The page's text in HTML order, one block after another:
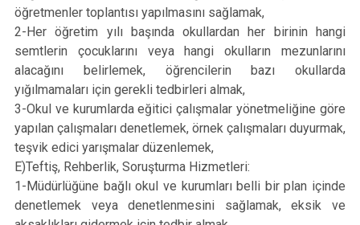
öğretmenler toplantısı yapılmasını sağlamak,
2-Her öğretim yılı başında okullardan her birinin hangi
semtlerin çocuklarını veya hangi okulların mezunlarını
alacağını belirlemek, öğrencilerin bazı okullarda
yığılmamaları için gerekli tedbirleri almak,
3-Okul ve kurumlarda eğitici çalışmalar yönetmeliğine göre
yapılan çalışmaları denetlemek, örnek çalışmaları duyurmak,
teşvik edici yarışmalar düzenlemek,
E)Teftiş, Rehberlik, Soruşturma Hizmetleri:
1-Müdürlüğüne bağlı okul ve kurumları belli bir plan içinde
denetlemek veya denetlenmesini sağlamak, eksik ve